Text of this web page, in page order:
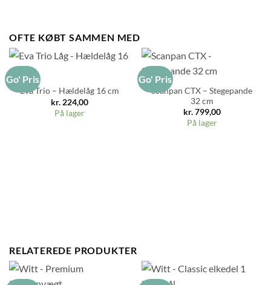
OFTE KØBT SAMMEN MED
Go' Pris
Eva Trio – Hældelåg 16 cm
kr.224,00
På lager
Go' Pris
Scanpan CTX – Stegepande
32 cm
kr.799,00
På lager
RELATEREDE PRODUKTER